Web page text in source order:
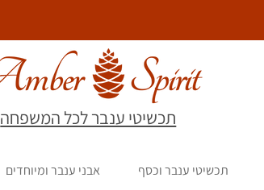
תכשיטי ענבר לכל המשפחה
תכשיטי ענבר וכסף אבני ענבר ומיוחדים